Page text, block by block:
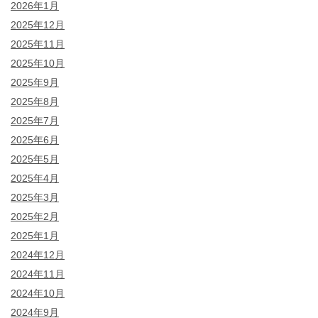
2026年1月
2025年12月
2025年11月
2025年10月
2025年9月
2025年8月
2025年7月
2025年6月
2025年5月
2025年4月
2025年3月
2025年2月
2025年1月
2024年12月
2024年11月
2024年10月
2024年9月